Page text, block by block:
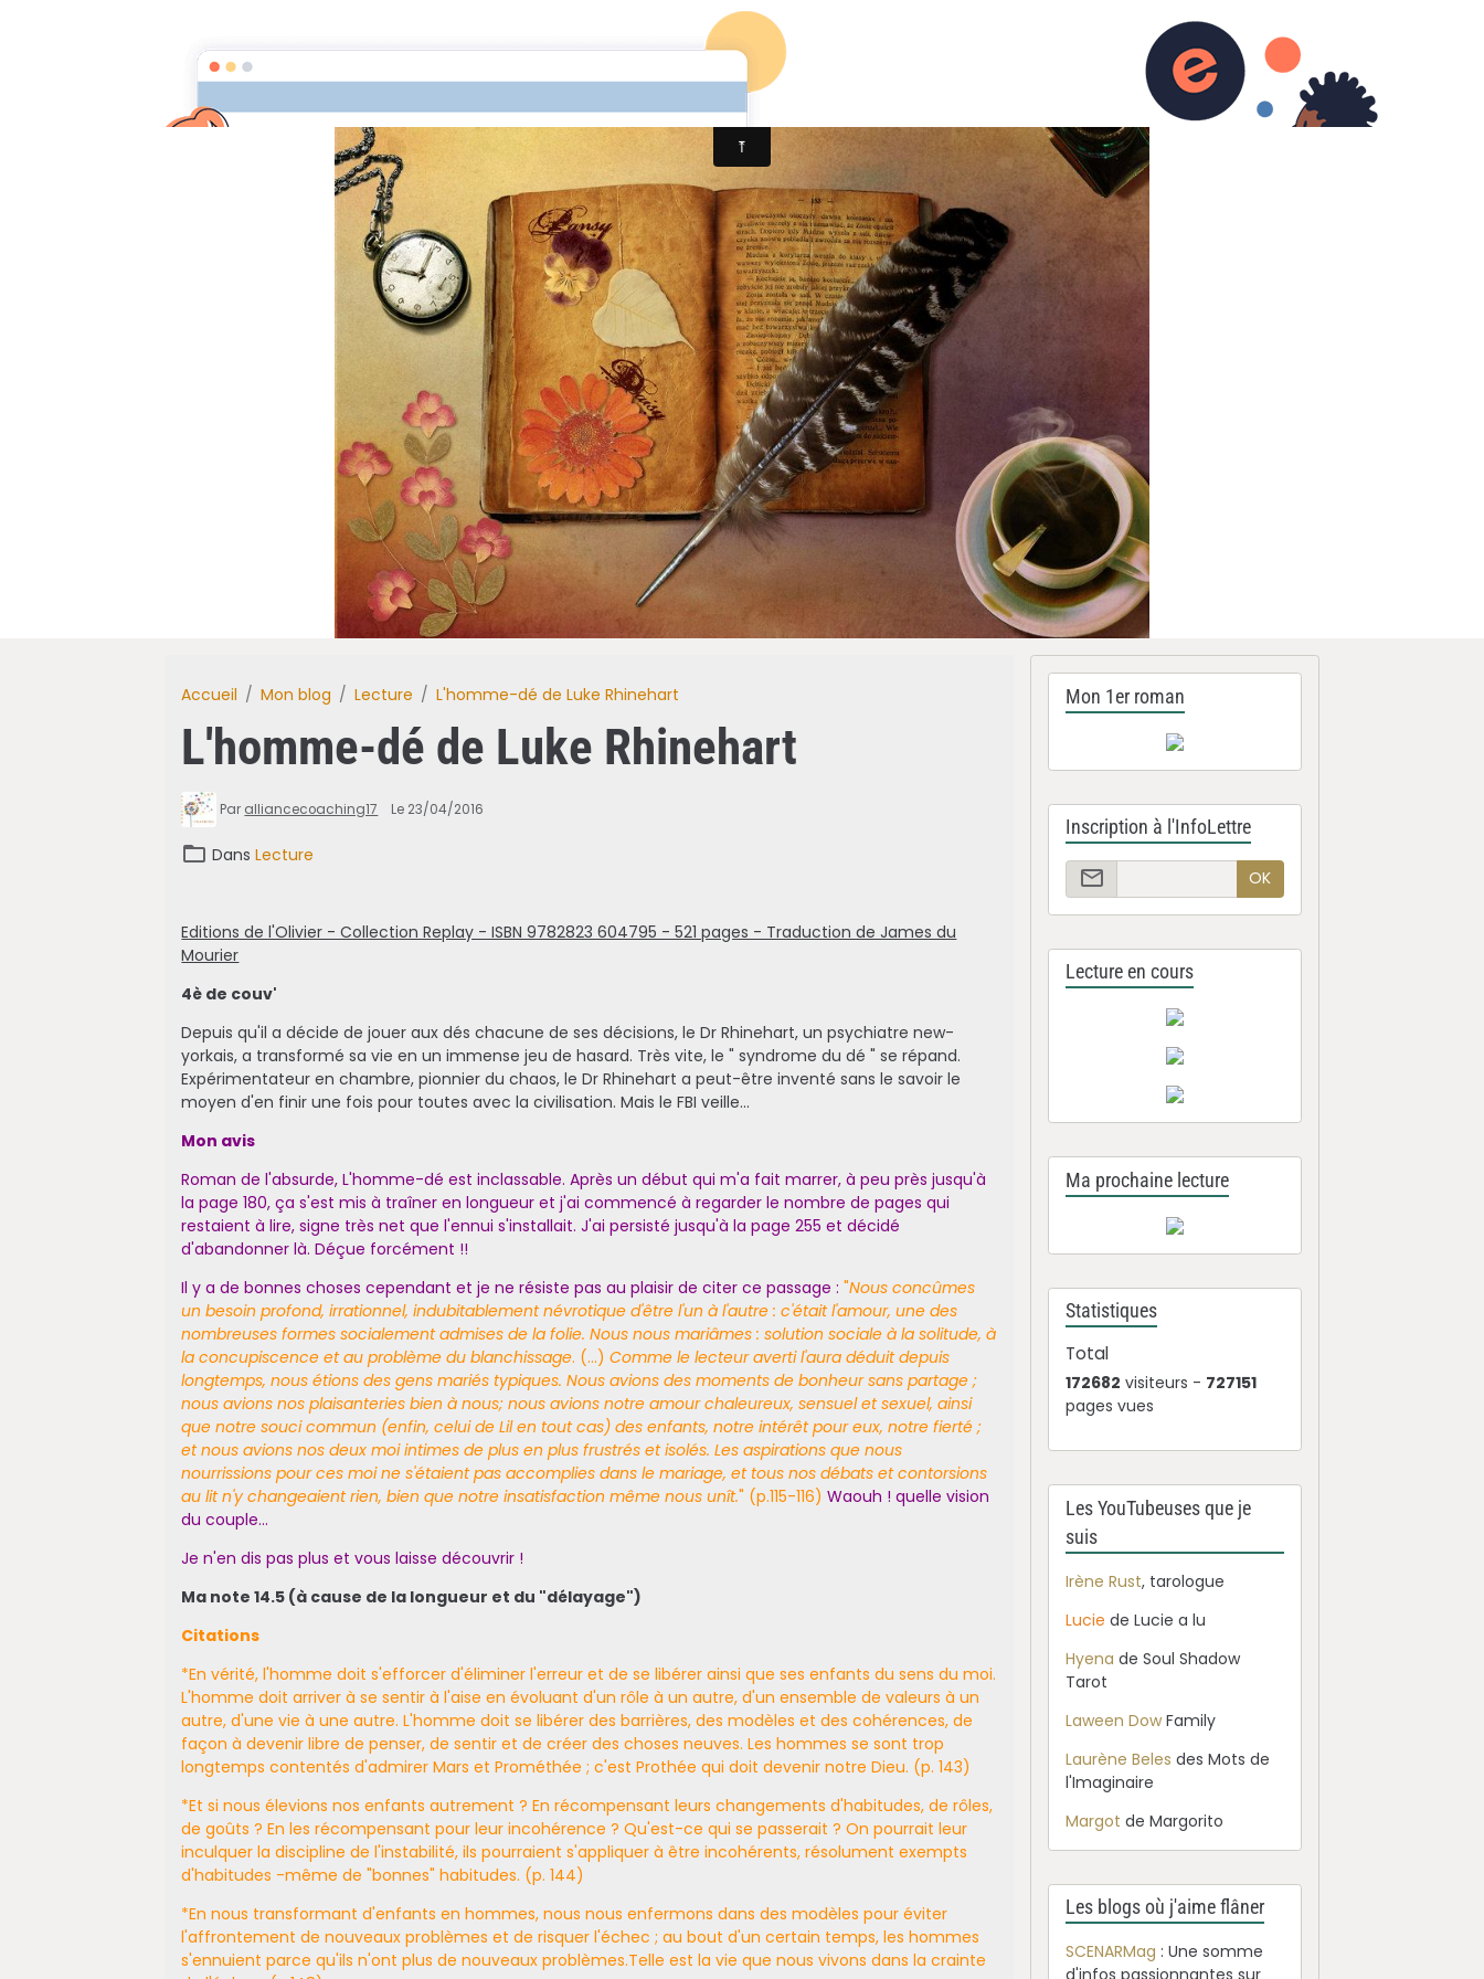
Mon blog Contact
Accueil Mon blog Lecture L'homme-dé de Luke Rhinehart
L'homme-dé de Luke Rhinehart
Par alliancecoaching17 Le 23/04/2016
DansLecture
Editions de l'Olivier - Collection Replay - ISBN 9782823 604795 - 521 pages - Traduction de James du
Mourier
4è de couv'
Depuis qu'il a décide de jouer aux dés chacune de ses décisions, le Dr Rhinehart, un psychiatre new-
yorkais, a transformé sa vie en un immense jeu de hasard. Très vite, le " syndrome du dé " se répand.
Expérimentateur en chambre, pionnier du chaos, le Dr Rhinehart a peut-être inventé sans le savoir le
moyen d'en finir une fois pour toutes avec la civilisation. Mais le FBI veille...
Mon avis
Roman de l'absurde, L'homme-dé est inclassable. Après un début qui m'a fait marrer, à peu près jusqu'à
la page 180, ça s'est mis à traîner en longueur et j'ai commencé à regarder le nombre de pages qui
restaient à lire, signe très net que l'ennui s'installait. J'ai persisté jusqu'à la page 255 et décidé
d'abandonner là. Déçue forcément !!
Il y a de bonnes choses cependant et je ne résiste pas au plaisir de citer ce passage :"Nous concûmes
un besoin profond, irrationnel, indubitablement névrotique d'être l'un à l'autre : c'était l'amour, une des
nombreuses formes socialement admises de la folie. Nous nous mariâmes : solution sociale à la solitude, à
la concupiscence et au problème du blanchissage. (...)Comme le lecteur averti l'aura déduit depuis
longtemps, nous étions des gens mariés typiques. Nous avions des moments de bonheur sans partage ;
nous avions nos plaisanteries bien à nous; nous avions notre amour chaleureux, sensuel et sexuel, ainsi
que notre souci commun (enfin, celui de Lil en tout cas) des enfants, notre intérêt pour eux, notre fierté ;
et nous avions nos deux moi intimes de plus en plus frustrés et isolés. Les aspirations que nous
nourrissions pour ces moi ne s'étaient pas accomplies dans le mariage, et tous nos débats et contorsions
au lit n'y changeaient rien, bien que notre insatisfaction même nous unît." (p.115-116) Waouh ! quelle vision
du couple...
Je n'en dis pas plus et vous laisse découvrir !
Ma note 14.5 (à cause de la longueur et du "délayage")
Citations
*En vérité, l'homme doit s'efforcer d'éliminer l'erreur et de se libérer ainsi que ses enfants du sens du moi.
L'homme doit arriver à se sentir à l'aise en évoluant d'un rôle à un autre, d'un ensemble de valeurs à un
autre, d'une vie à une autre. L'homme doit se libérer des barrières, des modèles et des cohérences, de
façon à devenir libre de penser, de sentir et de créer des choses neuves. Les hommes se sont trop
longtemps contentés d'admirer Mars et Prométhée ; c'est Prothée qui doit devenir notre Dieu. (p. 143)
*Et si nous élevions nos enfants autrement ? En récompensant leurs changements d'habitudes, de rôles,
de goûts ? En les récompensant pour leur incohérence ? Qu'est-ce qui se passerait ? On pourrait leur
inculquer la discipline de l'instabilité, ils pourraient s'appliquer à être incohérents, résolument exempts
d'habitudes -même de "bonnes" habitudes. (p. 144)
*En nous transformant d'enfants en hommes, nous nous enfermons dans des modèles pour éviter
l'affrontement de nouveaux problèmes et de risquer l'échec ; au bout d'un certain temps, les hommes
s'ennuient parce qu'ils n'ont plus de nouveaux problèmes.Telle est la vie que nous vivons dans la crainte
Mon 1er roman
Inscription à l'InfoLettre
OK
Lecture en cours
Ma prochaine lecture
Statistiques
Total
172682 visiteurs - 727151
pages vues
Les YouTubeuses que je
suis
Irène Rust, tarologue
Luciede Lucie a lu
Hyena de Soul Shadow
Tarot
Laween DowFamily
Laurène Beles des Mots de
l'Imaginaire
Margot de Margorito
Les blogs où j'aime flâner
SCENARMag : Une somme
d'infos passionnantes sur